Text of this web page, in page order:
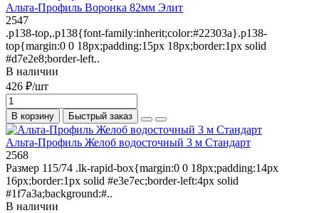
Альта-Профиль Воронка 82мм Элит
2547
.p138-top,.p138{font-family:inherit;color:#22303a}.p138-
top{margin:0 0 18px;padding:15px 18px;border:1px solid
#d7e2e8;border-left..
В наличии
426 ₽/шт
В корзину Быстрый заказ
Альта-Профиль Желоб водосточный 3 м Стандарт
2568
Размер 115/74 .lk-rapid-box{margin:0 0 18px;padding:14px
16px;border:1px solid #e3e7ec;border-left:4px solid
#1f7a3a;background:#..
В наличии